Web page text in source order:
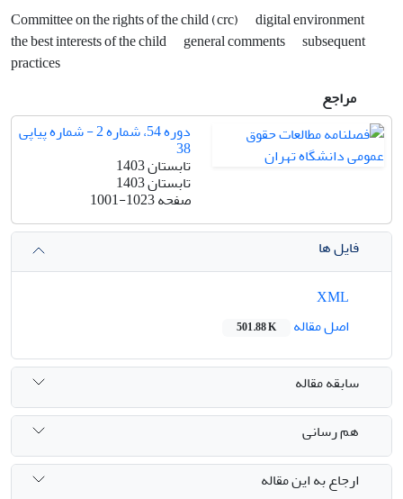
Committee on the rights of the child (crc)
digital environment
the best interests of the child
general comments
subsequent
practices
مراجع
دوره 54، شماره 2 - شماره پیاپی
38
تابستان 1403
تابستان 1403
صفحه1001-1023
فایل ها
اصل مقاله
501.88 K
سابقه مقاله
هم رسانی
ارجاع به این مقاله